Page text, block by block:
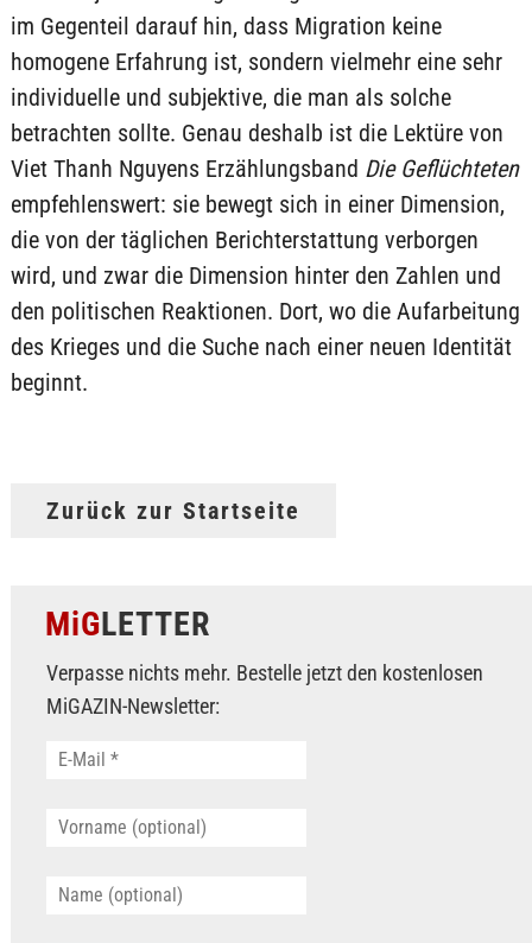
im Gegenteil darauf hin, dass Migration keine
homogene Erfahrung ist, sondern vielmehr eine sehr
individuelle und subjektive, die man als solche
betrachten sollte. Genau deshalb ist die Lektüre von
Viet Thanh Nguyens Erzählungsband Die Geflüchteten
empfehlenswert: sie bewegt sich in einer Dimension,
die von der täglichen Berichterstattung verborgen
wird, und zwar die Dimension hinter den Zahlen und
den politischen Reaktionen. Dort, wo die Aufarbeitung
des Krieges und die Suche nach einer neuen Identität
beginnt.
Zurück zur Startseite
MiGLETTER
Verpasse nichts mehr. Bestelle jetzt den kostenlosen
MiGAZIN-Newsletter: